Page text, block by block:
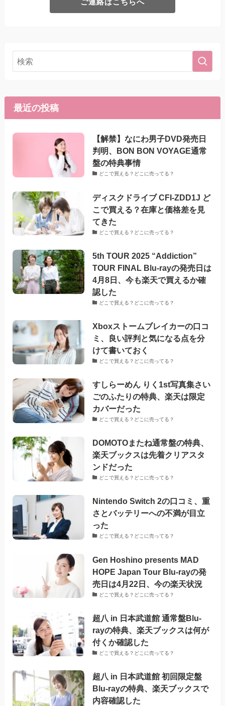
最近の投稿
【解禁】なにわ男子DVD発売日
判明、BON BON VOYAGE通常
盤の特典事情
どこで買える？どこに売ってる？
ディスクドライブ CFI-ZDD1J ど
こで買える？在庫と価格差を見
てきた
どこで買える？どこに売ってる？
5th TOUR 2025 “Addiction”
TOUR FINAL Blu-rayの発売日は
4月8日、今も楽天で買えるか確
認した
どこで買える？どこに売ってる？
Xboxストームブレイカーの口コ
ミ、良い評判と気になる点を分
けて書いておく
どこで買える？どこに売ってる？
すしらーめん りく1st写真集さい
ごのふたりの特典、楽天は限定
カバーだった
どこで買える？どこに売ってる？
DOMOTOまたね通常盤の特典、
楽天ブックスは先着クリアスタ
ンドだった
どこで買える？どこに売ってる？
Nintendo Switch 2の口コミ、重
さとバッテリーへの不満が目立
った
どこで買える？どこに売ってる？
Gen Hoshino presents MAD
HOPE Japan Tour Blu-rayの発
売日は4月22日、今の楽天状況
どこで買える？どこに売ってる？
超八 in 日本武道館 通常盤Blu-
rayの特典、楽天ブックスは何が
付くか確認した
どこで買える？どこに売ってる？
超八 in 日本武道館 初回限定盤
Blu-rayの特典、楽天ブックスで
内容確認した